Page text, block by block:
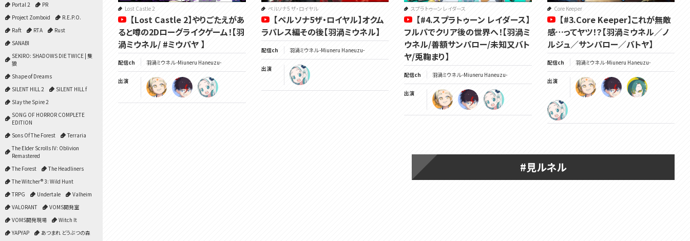
Portal 2
PR
Project Zomboid
R.E.P.O.
Raft
RTA
Rust
SANABI
SEKIRO: SHADOWS DIE TWICE | 隻
狼
Shape of Dreams
SILENT HILL 2
SILENT HILL f
Slay the Spire 2
SONG OF HORROR COMPLETE
EDITION
Sons Of The Forest
Terraria
The Elder Scrolls IV: Oblivion
Remastered
The Forest
The Headliners
The Witcher® 3: Wild Hunt
TRPG
Undertale
Valheim
VALORANT
VOMS開発室
VOMS開発現場
Witch It
YAPYAP
あつまれ どうぶつの森
Lost Castle 2
【Lost Castle 2】やりごたえがあ
ると噂の2Dローグライクゲーム！【羽
渦ミウネル/ #ミウパヤ 】
配信ch 羽渦ミウネル -Miuneru Haneuzu-
出演
ペルソナ5 ザ・ロイヤル
【ペルソナ5ザ・ロイヤル】オクム
ラパレス編その後【羽渦ミウネル】
配信ch 羽渦ミウネル -Miuneru Haneuzu-
出演
スプラトゥーン レイダース
【#4.スプラトゥーン レイダース】
フルパでクリア後の世界へ！【羽渦ミ
ウネル/善額サンパロー/未知又バト
ヤ/兎鞠まり】
配信ch 羽渦ミウネル -Miuneru Haneuzu-
出演
Core Keeper
【#3.Core Keeper】これが無敵
感…ってヤツ！？【羽渦ミウネル／ノ
ルジュ／サンパロー／バトヤ】
配信ch 羽渦ミウネル -Miuneru Haneuzu-
出演
#見ルネル